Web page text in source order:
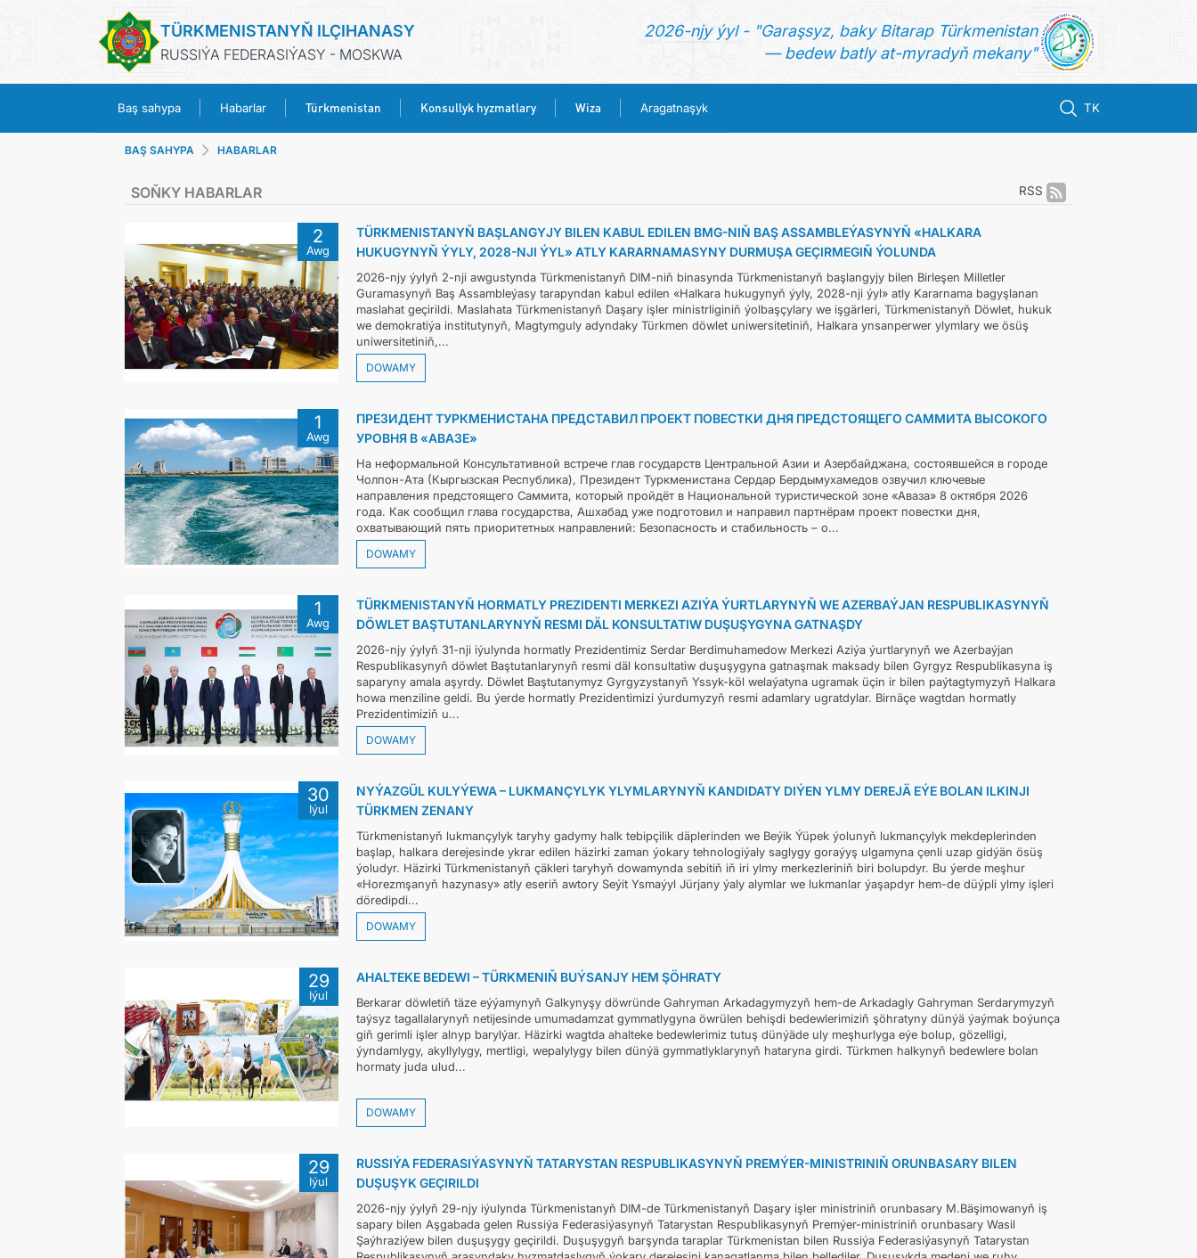
TÜRKMENISTANYŇ ILÇIHANASY
RUSSIÝA FEDERASIÝASY - MOSKWA
2026-njy ýyl - "Garaşsyz, baky Bitarap Türkmenistan
— bedew batly at-myradyň mekany"
Baş sahypa Habarlar Türkmenistan Konsullyk hyzmatlary Wiza Aragatnaşyk TK
TÜRKMENISTAN
KONSULLYK HYZMATLARY
BAŞ SAHYPA HABARLAR
RSS
SOŇKY HABARLAR
2
Awg
TÜRKMENISTANYŇ BAŞLANGYJY BILEN KABUL EDILEN BMG-NIŇ BAŞ ASSAMBLEÝASYNYŇ «HALKARA
HUKUGYNYŇ ÝYLY, 2028-NJI ÝYL» ATLY KARARNAMASYNY DURMUŞA GEÇIRMEGIŇ ÝOLUNDA
2026-njy ýylyň 2-nji awgustynda Türkmenistanyň DIM-niň binasynda Türkmenistanyň başlangyjy bilen Birleşen Milletler
Guramasynyň Baş Assambleýasy tarapyndan kabul edilen «Halkara hukugynyň ýyly, 2028-nji ýyl» atly Kararnama bagyşlanan
maslahat geçirildi. Maslahata Türkmenistanyň Daşary işler ministrliginiň ýolbaşçylary we işgärleri, Türkmenistanyň Döwlet, hukuk
we demokratiýa institutynyň, Magtymguly adyndaky Türkmen döwlet uniwersitetiniň, Halkara ynsanperwer ylymlary we ösüş
uniwersitetiniň,...
DOWAMY
1
Awg
ПРЕЗИДЕНТ ТУРКМЕНИСТАНА ПРЕДСТАВИЛ ПРОЕКТ ПОВЕСТКИ ДНЯ ПРЕДСТОЯЩЕГО САММИТА ВЫСОКОГО
УРОВНЯ В «АВАЗЕ»
На неформальной Консультативной встрече глав государств Центральной Азии и Азербайджана, состоявшейся в городе
Чолпон-Ата (Кыргызская Республика), Президент Туркменистана Сердар Бердымухамедов озвучил ключевые
направления предстоящего Саммита, который пройдёт в Национальной туристической зоне «Аваза» 8 октября 2026
года. Как сообщил глава государства, Ашхабад уже подготовил и направил партнёрам проект повестки дня,
охватывающий пять приоритетных направлений: Безопасность и стабильность – о...
DOWAMY
1
Awg
TÜRKMENISTANYŇ HORMATLY PREZIDENTI MERKEZI AZIÝA ÝURTLARYNYŇ WE AZERBAÝJAN RESPUBLIKASYNYŇ
DÖWLET BAŞTUTANLARYNYŇ RESMI DÄL KONSULTATIW DUŞUŞYGYNA GATNAŞDY
2026-njy ýylyň 31-nji iýulynda hormatly Prezidentimiz Serdar Berdimuhamedow Merkezi Aziýa ýurtlarynyň we Azerbaýjan
Respublikasynyň döwlet Baştutanlarynyň resmi däl konsultatiw duşuşygyna gatnaşmak maksady bilen Gyrgyz Respublikasyna iş
saparyny amala aşyrdy. Döwlet Baştutanymyz Gyrgyzystanyň Yssyk-köl welaýatyna ugramak üçin ir bilen paýtagtymyzyň Halkara
howa menziline geldi. Bu ýerde hormatly Prezidentimizi ýurdumyzyň resmi adamlary ugratdylar. Birnäçe wagtdan hormatly
Prezidentimiziň u...
DOWAMY
30
Iýul
NYÝAZGÜL KULYÝEWA – LUKMANÇYLYK YLYMLARYNYŇ KANDIDATY DIÝEN YLMY DEREJÄ EÝE BOLAN ILKINJI
TÜRKMEN ZENANY
Türkmenistanyň lukmançylyk taryhy gadymy halk tebipçilik däplerinden we Beýik Ýüpek ýolunyň lukmançylyk mekdeplerinden
başlap, halkara derejesinde ykrar edilen häzirki zaman ýokary tehnologiýaly saglygy goraýyş ulgamyna çenli uzap gidýän ösüş
ýoludyr. Häzirki Türkmenistanyň çäkleri taryhyň dowamynda sebitiň iň iri ylmy merkezleriniň biri bolupdyr. Bu ýerde meşhur
«Horezmşanyň hazynasy» atly eseriň awtory Seýit Ysmaýyl Jürjany ýaly alymlar we lukmanlar ýaşapdyr hem-de düýpli ylmy işleri
döredipdi...
DOWAMY
29
Iýul
AHALTEKE BEDEWI – TÜRKMENIŇ BUÝSANJY HEM ŞÖHRATY
Berkarar döwletiň täze eýýamynyň Galkynyşy döwründe Gahryman Arkadagymyzyň hem-de Arkadagly Gahryman Serdarymyzyň
taýsyz tagallalarynyň netijesinde umumadamzat gymmatlygyna öwrülen behişdi bedewlerimiziň şöhratyny dünýä ýaýmak boýunça
giň gerimli işler alnyp barylýar. Häzirki wagtda ahalteke bedewlerimiz tutuş dünýäde uly meşhurlyga eýe bolup, gözelligi,
ýyndamlygy, akyllylygy, mertligi, wepalylygy bilen dünýä gymmatlyklarynyň hataryna girdi. Türkmen halkynyň bedewlere bolan
hormaty juda ulud...
DOWAMY
29
Iýul
RUSSIÝA FEDERASIÝASYNYŇ TATARYSTAN RESPUBLIKASYNYŇ PREMÝER-MINISTRINIŇ ORUNBASARY BILEN
DUŞUŞYK GEÇIRILDI
2026-njy ýylyň 29-njy iýulynda Türkmenistanyň DIM-de Türkmenistanyň Daşary işler ministriniň orunbasary M.Bäşimowanyň iş
sapary bilen Aşgabada gelen Russiýa Federasiýasynyň Tatarystan Respublikasynyň Premýer-ministriniň orunbasary Wasil
Şaýhraziýew bilen duşuşygy geçirildi. Duşuşygyň barşynda taraplar Türkmenistan bilen Russiýa Federasiýasynyň Tatarystan